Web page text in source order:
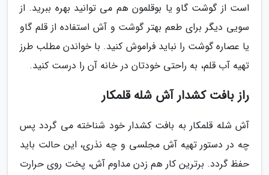
است از گوشت گاو یا بوقلمون هم می توانید بهره ببرید. از
سویی دیگر برای طعم بهتر گوشت و آش استفاده از قلم گاو
یا عصاره گوشت را نباید فراموش کنید. با خواندن مطلب طرز
تهیه آب قلم، به راحتی خودتان در خانه آن را درست کنید.
راز بافت کشدار آش شله قلمکار
آش شله قلمکار به بافت کشدار خود شناخته می گردد پس
چه در دستور تهیه آش مجلسی و چه نذری، این حالت باید
حفظ گردد. برترین کار هم زدن مداوم آش، پخت روی حرارت